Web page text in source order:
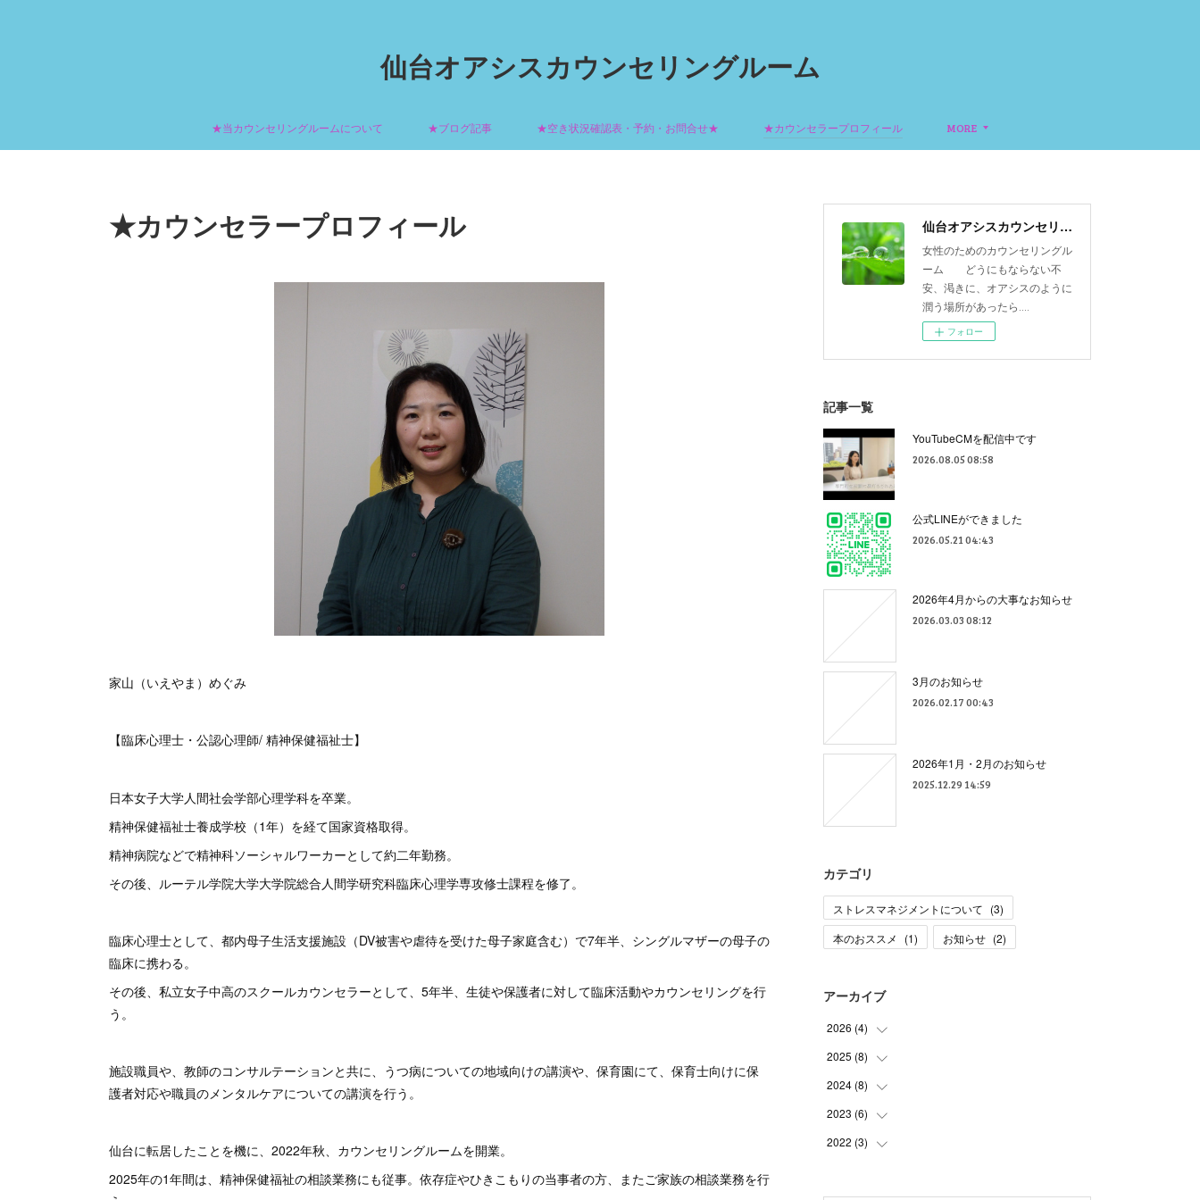
仙台オアシスカウンセリングルーム
★当カウンセリングルームについて ★ブログ記事 ★空き状況確認表・予約・お問合せ★ ★カウンセラープロフィール MORE
★カウンセラープロフィール
家山（いえやま）めぐみ
【臨床心理士・公認心理師/ 精神保健福祉士】
日本女子大学人間社会学部心理学科を卒業。
精神保健福祉士養成学校（1年）を経て国家資格取得。
精神病院などで精神科ソーシャルワーカーとして約二年勤務。
その後、ルーテル学院大学大学院総合人間学研究科臨床心理学専攻修士課程を修了。
臨床心理士として、都内母子生活支援施設（DV被害や虐待を受けた母子家庭含む）で7年半、シングルマザーの母子の
臨床に携わる。
その後、私立女子中高のスクールカウンセラーとして、5年半、生徒や保護者に対して臨床活動やカウンセリングを行
う。
施設職員や、教師のコンサルテーションと共に、うつ病についての地域向けの講演や、保育園にて、保育士向けに保
護者対応や職員のメンタルケアについての講演を行う。
仙台に転居したことを機に、2022年秋、カウンセリングルームを開業。
2025年の1年間は、精神保健福祉の相談業務にも従事。依存症やひきこもりの当事者の方、またご家族の相談業務を行
仙台オアシスカウンセリングルーム
女性のためのカウンセリングル
ーム どうにもならない不
安、渇きに、オアシスのように
潤う場所があったら‥‥
フォロー
記事一覧
YouTubeCMを配信中です
2026.08.05 08:58
公式LINEができました
2026.05.21 04:43
2026年4月からの大事なお知らせ
2026.03.03 08:12
3月のお知らせ
2026.02.17 00:43
2026年1月・2月のお知らせ
2025.12.29 14:59
カテゴリ
ストレスマネジメントについて (3)
本のおススメ
(1) お知らせ (2)
アーカイブ
2026 (4)
(
)
(
)
(
)
(
)
2025 (8)
(
)
(
)
(
)
(1)
2024 (8)
(
)
(
)
(1)
2023 (6)
(
)
(1)
2022 (3)